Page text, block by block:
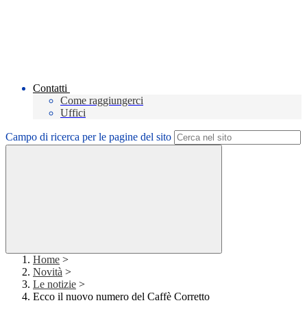
Contatti
Come raggiungerci
Uffici
Campo di ricerca per le pagine del sito
Home >
Novità >
Le notizie >
Ecco il nuovo numero del Caffè Corretto